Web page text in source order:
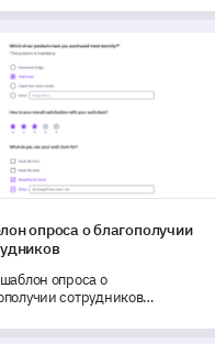
опроса о благополучии
опроса о благополучии
опроса о
сотрудников
на удовлетворенность